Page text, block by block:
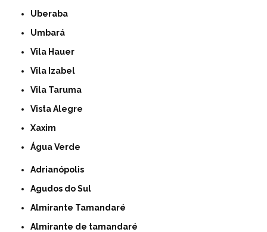
Uberaba
Umbará
Vila Hauer
Vila Izabel
Vila Taruma
Vista Alegre
Xaxim
Água Verde
Adrianópolis
Agudos do Sul
Almirante Tamandaré
Almirante de tamandaré